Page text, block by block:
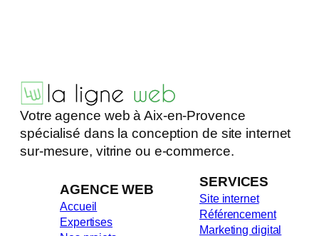
Votre agence web à Aix-en-Provence
spécialisé dans la conception de site internet
sur-mesure, vitrine ou e-commerce.
AGENCE WEB
Accueil
Expertises
SERVICES
Site internet
Référencement
Marketing digital